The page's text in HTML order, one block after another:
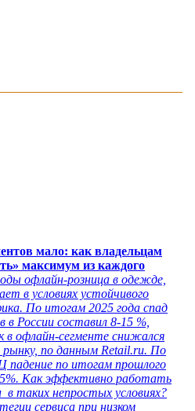
мало: как владельцам
максимум из каждого
офлайн-розница в одежде,
в условиях устойчивого
По итогам 2025 года спад
России составил 8-15 %,
в офлайн-сегменте снижался
рынку, по данным Retail.ru. По
по итогам прошлого
Как эффективно работать
таких непростых условиях?
сервиса при низком